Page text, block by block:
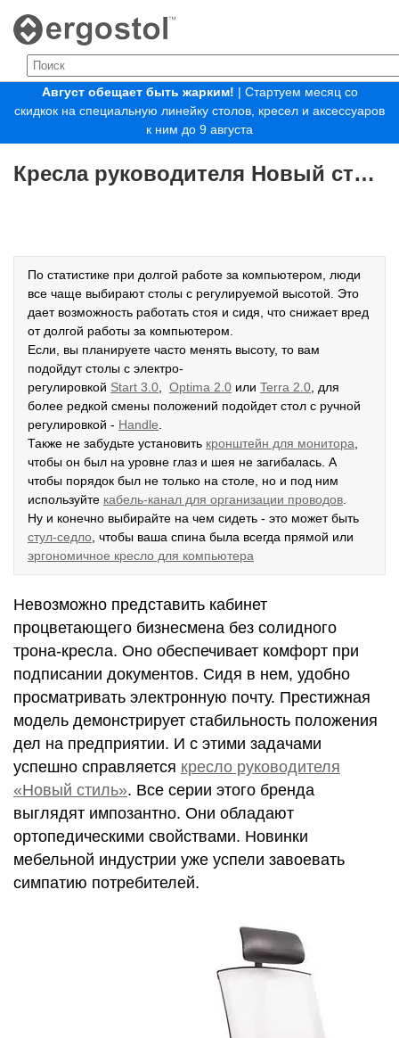
Август обещает быть жарким! | Стартуем месяц со
скидкок на специальную линейку столов, кресел и аксессуаров
к ним до 9 августа
Кресла руководителя Новый стиль
По статистике при долгой работе за компьютером, люди
все чаще выбирают столы с регулируемой высотой. Это
дает возможность работать стоя и сидя, что снижает вред
от долгой работы за компьютером.
Если, вы планируете часто менять высоту, то вам
подойдут столы с электро-
регулировкой Start 3.0 Optima 2.0 или Terra 2.0 , для
более редкой смены положений подойдет стол с ручной
регулировкой - Handle
Также не забудьте установить кронштейн для монитора
чтобы он был на уровне глаз и шея не загибалась. А
чтобы порядок был не только на столе, но и под ним
используйте кабель-канал для организации проводов
Ну и конечно выбирайте на чем сидеть - это может быть
стул-седло , чтобы ваша спина была всегда прямой или
эргономичное кресло для компьютера
Невозможно представить кабинет
процветающего бизнесмена без солидного
трона-кресла. Оно обеспечивает комфорт при
подписании документов. Сидя в нем, удобно
просматривать электронную почту. Престижная
модель демонстрирует стабильность положения
дел на предприятии. И с этими задачами
успешно справляется кресло руководителя
«Новый стиль». Все серии этого бренда
выглядят импозантно. Они обладают
ортопедическими свойствами. Новинки
мебельной индустрии уже успели завоевать
симпатию потребителей.